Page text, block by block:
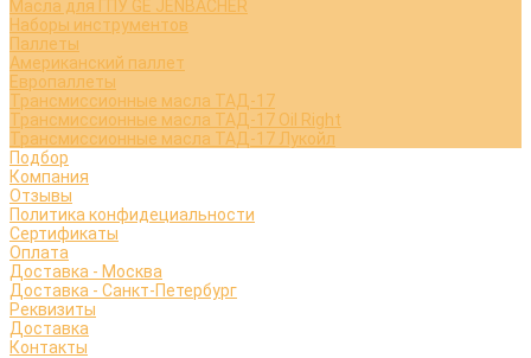
Масла для ГПУ GE JENBACHER
Наборы инструментов
Паллеты
Американский паллет
Европаллеты
Трансмиссионные масла ТАД-17
Трансмиссионные масла ТАД-17 Oil Right
Трансмиссионные масла ТАД-17 Лукойл
Подбор
Компания
Отзывы
Политика конфидециальности
Сертификаты
Оплата
Доставка - Москва
Доставка - Санкт-Петербург
Реквизиты
Доставка
Контакты